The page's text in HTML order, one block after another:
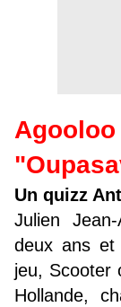
Un quizz
Julien
deux ans et
jeu, Scooter
Hollande,